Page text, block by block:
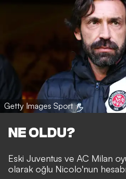
Getty Images Sport
NE OLDU?
Eski Juventus ve AC Milan
olarak oğlu Nicolo'nun